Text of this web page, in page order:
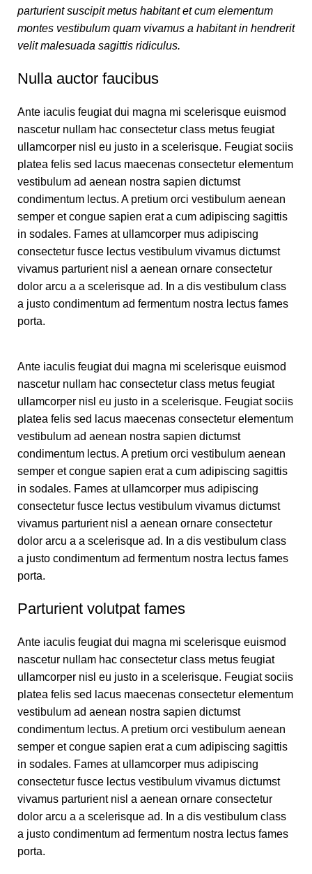
parturient suscipit metus habitant et cum elementum
montes vestibulum quam vivamus a habitant in hendrerit
velit malesuada sagittis ridiculus.
Nulla auctor faucibus
Ante iaculis feugiat dui magna mi scelerisque euismod
nascetur nullam hac consectetur class metus feugiat
ullamcorper nisl eu justo in a scelerisque. Feugiat sociis
platea felis sed lacus maecenas consectetur elementum
vestibulum ad aenean nostra sapien dictumst
condimentum lectus. A pretium orci vestibulum aenean
semper et congue sapien erat a cum adipiscing sagittis
in sodales. Fames at ullamcorper mus adipiscing
consectetur fusce lectus vestibulum vivamus dictumst
vivamus parturient nisl a aenean ornare consectetur
dolor arcu a a scelerisque ad. In a dis vestibulum class
a justo condimentum ad fermentum nostra lectus fames
porta.
Ante iaculis feugiat dui magna mi scelerisque euismod
nascetur nullam hac consectetur class metus feugiat
ullamcorper nisl eu justo in a scelerisque. Feugiat sociis
platea felis sed lacus maecenas consectetur elementum
vestibulum ad aenean nostra sapien dictumst
condimentum lectus. A pretium orci vestibulum aenean
semper et congue sapien erat a cum adipiscing sagittis
in sodales. Fames at ullamcorper mus adipiscing
consectetur fusce lectus vestibulum vivamus dictumst
vivamus parturient nisl a aenean ornare consectetur
dolor arcu a a scelerisque ad. In a dis vestibulum class
a justo condimentum ad fermentum nostra lectus fames
porta.
Parturient volutpat fames
Ante iaculis feugiat dui magna mi scelerisque euismod
nascetur nullam hac consectetur class metus feugiat
ullamcorper nisl eu justo in a scelerisque. Feugiat sociis
platea felis sed lacus maecenas consectetur elementum
vestibulum ad aenean nostra sapien dictumst
condimentum lectus. A pretium orci vestibulum aenean
semper et congue sapien erat a cum adipiscing sagittis
in sodales. Fames at ullamcorper mus adipiscing
consectetur fusce lectus vestibulum vivamus dictumst
vivamus parturient nisl a aenean ornare consectetur
dolor arcu a a scelerisque ad. In a dis vestibulum class
a justo condimentum ad fermentum nostra lectus fames
porta.